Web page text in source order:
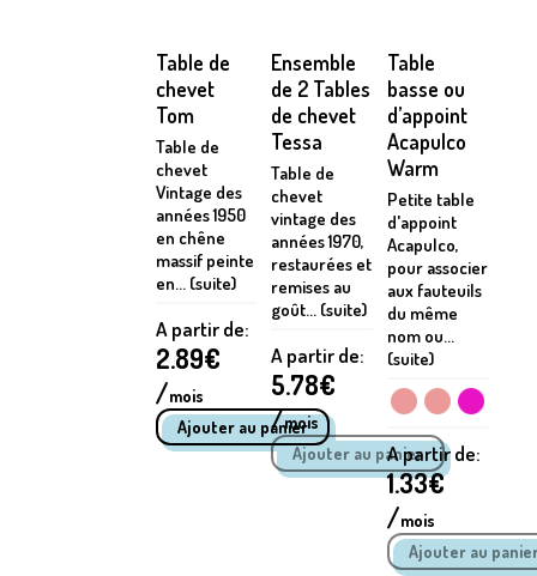
Table de
chevet
Tom
Table de
chevet
Vintage des
années 1950
en chêne
massif peinte
en... (suite)
A partir de:
2.89€
/mois
Ensemble
de 2 Tables
de chevet
Tessa
Table de
chevet
vintage des
années 1970,
restaurées et
remises au
goût... (suite)
A partir de:
5.78€
/mois
Table
basse ou
d’appoint
Acapulco
Warm
Petite table
d'appoint
Acapulco,
pour associer
aux fauteuils
du même
nom ou...
(suite)
A partir de:
1.33€
/mois